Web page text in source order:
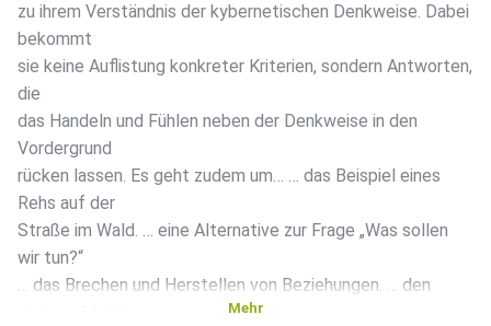
zu ihrem Verständnis der kybernetischen Denkweise. Dabei
bekommt
sie keine Auflistung konkreter Kriterien, sondern Antworten,
die
das Handeln und Fühlen neben der Denkweise in den
Vordergrund
rücken lassen. Es geht zudem um… … das Beispiel eines
Rehs auf der
Straße im Wald. … eine Alternative zur Frage „Was sollen
wir tun?“
… das Brechen und Herstellen von Beziehungen. … den
Mehr